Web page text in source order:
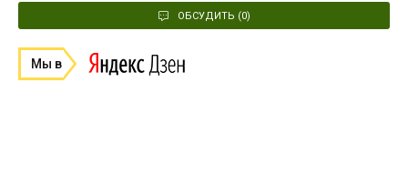
ОБСУДИТЬ (0)
Мы в